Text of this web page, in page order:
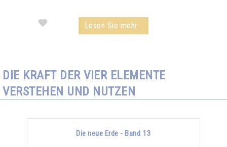
Lesen Sie mehr...
DIE KRAFT DER VIER ELEMENTE
VERSTEHEN UND NUTZEN
Die neue Erde - Band 13